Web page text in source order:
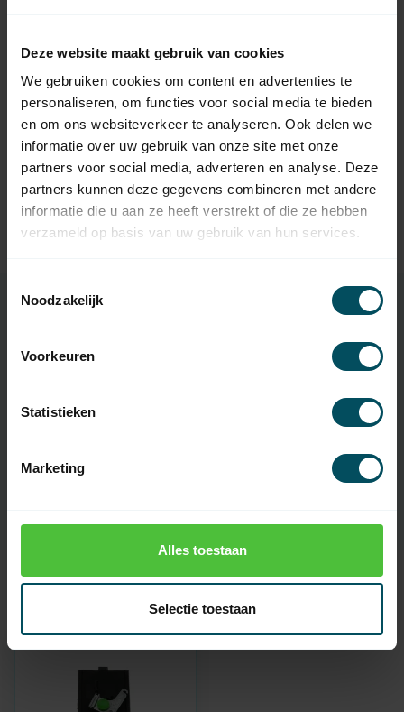
Deze website maakt gebruik van cookies
We gebruiken cookies om content en advertenties te
personaliseren, om functies voor social media te bieden
en om ons websiteverkeer te analyseren. Ook delen we
informatie over uw gebruik van onze site met onze
partners voor social media, adverteren en analyse. Deze
partners kunnen deze gegevens combineren met andere
informatie die u aan ze heeft verstrekt of die ze hebben
verzameld op basis van uw gebruik van hun services.
Noodzakelijk
Voorkeuren
Statistieken
Marketing
Alles toestaan
Selectie toestaan
Hörmann tandriem voor
geleiderail FS 10 / FS 2
Op voorraad
HÖRMANN
Hörmann
tandriemkoppeling voor
Hörmann geleiderails FS 10,
FS 2, FS 3
Op voorraad
26,95
Specificaties
Artikelnummer
Recent bekeken